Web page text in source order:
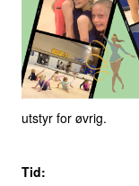
utstyr for øvrig.
Tid: